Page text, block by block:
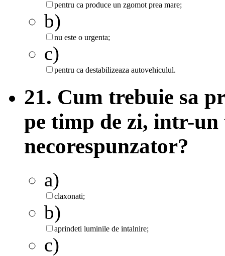
pentru ca produce un zgomot prea mare;
b)
nu este o urgenta;
c)
pentru ca destabilizeaza autovehiculul.
21. Cum trebuie sa
pe timp de zi, intr-
necorespunzator?
a)
claxonati;
b)
aprindeti luminile de intalnire;
c)